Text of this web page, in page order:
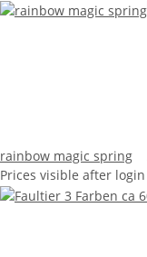
rainbow magic spring
Prices visible after login